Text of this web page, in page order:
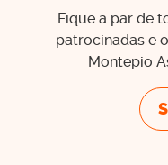
Fique a par de
patrocinadas e
Montepio